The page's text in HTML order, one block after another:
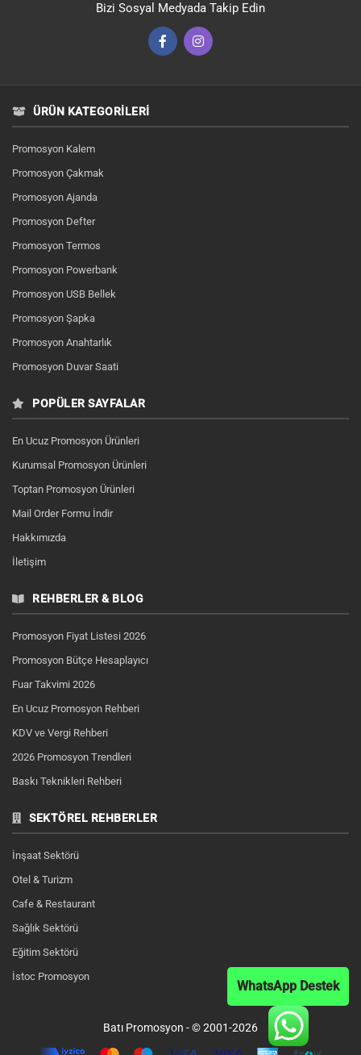
WhatsApp Destek
Bizi Sosyal Medyada Takip Edin
ÜRÜN KATEGORILERI
Promosyon Kalem
Promosyon Çakmak
Promosyon Ajanda
Promosyon Defter
Promosyon Termos
Promosyon Powerbank
Promosyon USB Bellek
Promosyon Şapka
Promosyon Anahtarlık
Promosyon Duvar Saati
POPÜLER SAYFALAR
En Ucuz Promosyon Ürünleri
Kurumsal Promosyon Ürünleri
Toptan Promosyon Ürünleri
Mail Order Formu İndir
Hakkımızda
İletişim
REHBERLER & BLOG
Promosyon Fiyat Listesi 2026
Promosyon Bütçe Hesaplayıcı
Fuar Takvimi 2026
En Ucuz Promosyon Rehberi
KDV ve Vergi Rehberi
2026 Promosyon Trendleri
Baskı Teknikleri Rehberi
SEKTÖREL REHBERLER
İnşaat Sektörü
Otel & Turizm
Cafe & Restaurant
Sağlık Sektörü
Eğitim Sektörü
İstoc Promosyon
Batı Promosyon - © 2001-2026